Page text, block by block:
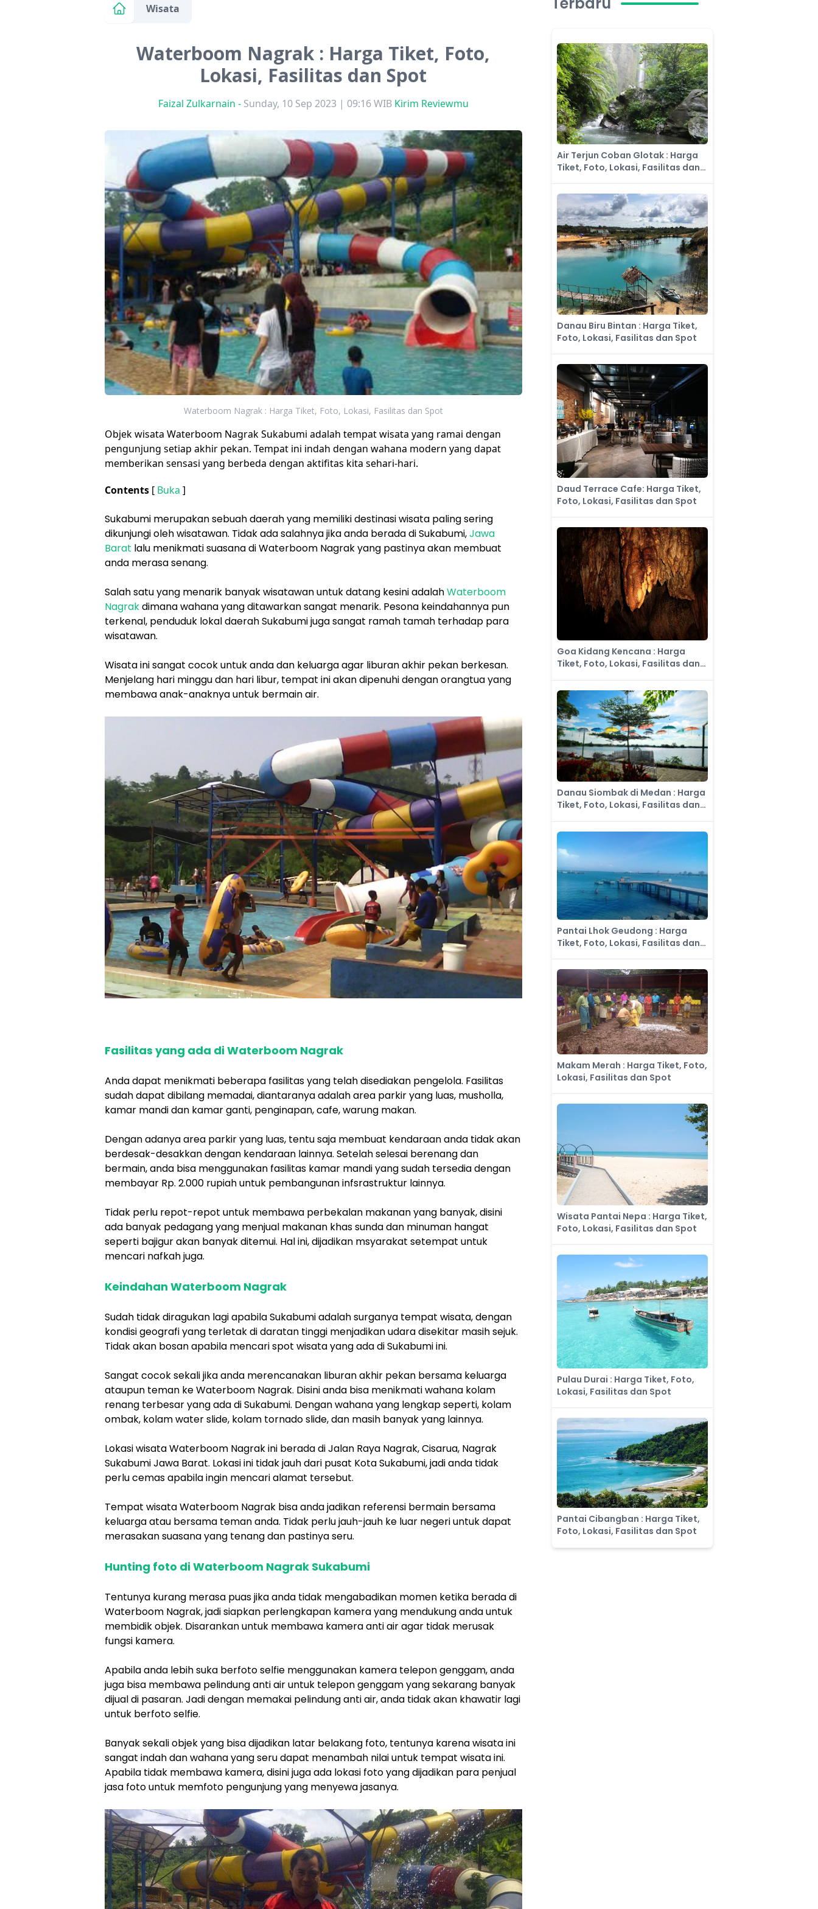
Wisata
Waterboom Nagrak : Harga Tiket, Foto,
Lokasi, Fasilitas dan Spot
Faizal Zulkarnain - Sunday, 10 Sep 2023 | 09:16 WIB Kirim Reviewmu
Waterboom Nagrak : Harga Tiket, Foto, Lokasi, Fasilitas dan Spot
Objek wisata Waterboom Nagrak Sukabumi adalah tempat wisata yang ramai dengan
pengunjung setiap akhir pekan. Tempat ini indah dengan wahana modern yang dapat
memberikan sensasi yang berbeda dengan aktifitas kita sehari-hari.
Contents [ Buka ]
Sukabumi merupakan sebuah daerah yang memiliki destinasi wisata paling sering
dikunjungi oleh wisatawan. Tidak ada salahnya jika anda berada di Sukabumi,Jawa
Barat lalu menikmati suasana di Waterboom Nagrak yang pastinya akan membuat
anda merasa senang.
Salah satu yang menarik banyak wisatawan untuk datang kesini adalahWaterboom
Nagrakdimana wahana yang ditawarkan sangat menarik. Pesona keindahannya pun
terkenal, penduduk lokal daerah Sukabumi juga sangat ramah tamah terhadap para
wisatawan.
Wisata ini sangat cocok untuk anda dan keluarga agar liburan akhir pekan berkesan.
Menjelang hari minggu dan hari libur, tempat ini akan dipenuhi dengan orangtua yang
membawa anak-anaknya untuk bermain air.
Fasilitas yang ada di Waterboom Nagrak
Anda dapat menikmati beberapa fasilitas yang telah disediakan pengelola. Fasilitas
sudah dapat dibilang memadai, diantaranya adalah area parkir yang luas, musholla,
kamar mandi dan kamar ganti, penginapan, cafe, warung makan.
Dengan adanya area parkir yang luas, tentu saja membuat kendaraan anda tidak akan
berdesak-desakkan dengan kendaraan lainnya. Setelah selesai berenang dan
bermain, anda bisa menggunakan fasilitas kamar mandi yang sudah tersedia dengan
membayar Rp. 2.000 rupiah untuk pembangunan infsrastruktur lainnya.
Tidak perlu repot-repot untuk membawa perbekalan makanan yang banyak, disini
ada banyak pedagang yang menjual makanan khas sunda dan minuman hangat
seperti bajigur akan banyak ditemui. Hal ini, dijadikan msyarakat setempat untuk
mencari nafkah juga.
Keindahan Waterboom Nagrak
Sudah tidak diragukan lagi apabila Sukabumi adalah surganya tempat wisata, dengan
kondisi geografi yang terletak di daratan tinggi menjadikan udara disekitar masih sejuk.
Tidak akan bosan apabila mencari spot wisata yang ada di Sukabumi ini.
Sangat cocok sekali jika anda merencanakan liburan akhir pekan bersama keluarga
ataupun teman ke Waterboom Nagrak. Disini anda bisa menikmati wahana kolam
renang terbesar yang ada di Sukabumi. Dengan wahana yang lengkap seperti, kolam
ombak, kolam water slide, kolam tornado slide, dan masih banyak yang lainnya.
Lokasi wisata Waterboom Nagrak ini berada di Jalan Raya Nagrak, Cisarua, Nagrak
Sukabumi Jawa Barat. Lokasi ini tidak jauh dari pusat Kota Sukabumi, jadi anda tidak
perlu cemas apabila ingin mencari alamat tersebut.
Tempat wisata Waterboom Nagrak bisa anda jadikan referensi bermain bersama
keluarga atau bersama teman anda. Tidak perlu jauh-jauh ke luar negeri untuk dapat
merasakan suasana yang tenang dan pastinya seru.
Hunting foto di Waterboom Nagrak Sukabumi
Tentunya kurang merasa puas jika anda tidak mengabadikan momen ketika berada di
Waterboom Nagrak, jadi siapkan perlengkapan kamera yang mendukung anda untuk
membidik objek. Disarankan untuk membawa kamera anti air agar tidak merusak
fungsi kamera.
Apabila anda lebih suka berfoto selfie menggunakan kamera telepon genggam, anda
juga bisa membawa pelindung anti air untuk telepon genggam yang sekarang banyak
dijual di pasaran. Jadi dengan memakai pelindung anti air, anda tidak akan khawatir lagi
untuk berfoto selfie.
Banyak sekali objek yang bisa dijadikan latar belakang foto, tentunya karena wisata ini
sangat indah dan wahana yang seru dapat menambah nilai untuk tempat wisata ini.
Apabila tidak membawa kamera, disini juga ada lokasi foto yang dijadikan para penjual
jasa foto untuk memfoto pengunjung yang menyewa jasanya.
Air Terjun Coban Glotak : Harga
Tiket, Foto, Lokasi, Fasilitas dan
Danau Biru Bintan : Harga Tiket,
Foto, Lokasi, Fasilitas dan Spot
Daud Terrace Cafe: Harga Tiket,
Foto, Lokasi, Fasilitas dan Spot
Goa Kidang Kencana : Harga
Tiket, Foto, Lokasi, Fasilitas dan
Danau Siombak di Medan : Harga
Tiket, Foto, Lokasi, Fasilitas dan
​Pantai Lhok Geudong : Harga
Tiket, Foto, Lokasi, Fasilitas dan
Makam Merah : Harga Tiket, Foto,
Lokasi, Fasilitas dan Spot
Wisata Pantai Nepa : Harga Tiket,
Foto, Lokasi, Fasilitas dan Spot
Pulau Durai : Harga Tiket, Foto,
Lokasi, Fasilitas dan Spot
Pantai Cibangban : Harga Tiket,
Foto, Lokasi, Fasilitas dan Spot